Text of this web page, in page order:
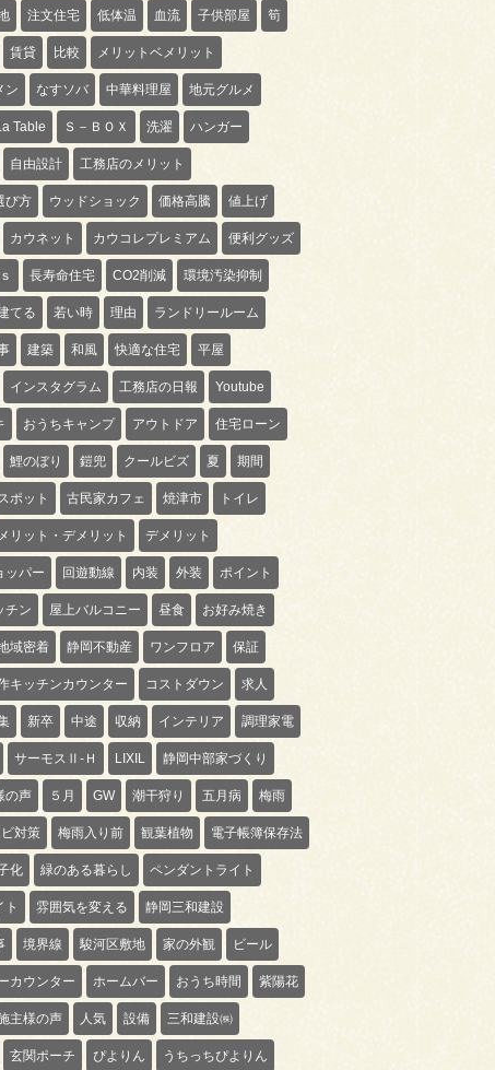
注文住宅 低体温 血流 子供部屋 筍
賃貸 比較 メリットベメリット
ン なすソバ 中華料理屋 地元グルメ
Table Ｓ－ＢＯＸ 洗濯 ハンガー
自由設計 工務店のメリット
び方 ウッドショック 価格高騰 値上げ
カウネット カウコレプレミアム 便利グッズ
長寿命住宅 CO2削減 環境汚染抑制
てる 若い時 理由 ランドリールーム
建築 和風 快適な住宅 平屋
インスタグラム 工務店の日報 Youtube
おうちキャンプ アウトドア 住宅ローン
鯉のぼり 鎧兜 クールビズ 夏 期間
ポット 古民家カフェ 焼津市 トイレ
メリット・デメリット デメリット
ッパー 回遊動線 内装 外装 ポイント
チン 屋上バルコニー 昼食 お好み焼き
域密着 静岡不動産 ワンフロア 保証
キッチンカウンター コストダウン 求人
新卒 中途 収納 インテリア 調理家電
サーモスⅡ-Ｈ LIXIL 静岡中部家づくり
の声 ５月 GW 潮干狩り 五月病 梅雨
対策 梅雨入り前 観葉植物 電子帳簿保存法
化 緑のある暮らし ペンダントライト
ト 雰囲気を変える 静岡三和建設
境界線 駿河区敷地 家の外観 ビール
カウンター ホームバー おうち時間 紫陽花
主様の声 人気 設備 三和建設㈱
玄関ポーチ ぴよりん うちっちぴよりん